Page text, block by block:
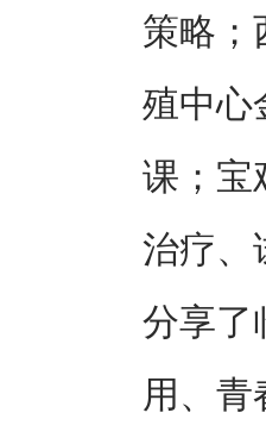
策略；
殖中心
课；宝
治疗、
分享了
用、青